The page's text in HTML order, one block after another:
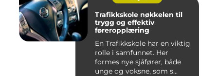
Trafikkskole nøkkelen til
trygg og effektiv
føreropplæring
En Trafikkskole har en viktig
rolle i samfunnet. Her
formes nye sjåfører, både
unge og voksne, som s...